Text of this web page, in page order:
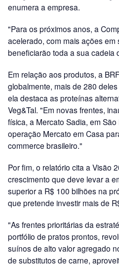
enumera a empresa.
"Para os próximos anos, a
acelerado, com mais ações em
beneficiarão toda a sua cadeia
Em relação aos produtos, a
globalmente, mais de 280
ela destaca as proteínas
Veg&Tal. "Em novas frentes,
física, a Mercato Sadia, em
operação Mercato em Casa
commerce brasileiro."
Por fim, o relatório cita a Visão
crescimento que deve levar a
superior a R$ 100 bilhões na
que pretende investir mais de
"As frentes prioritárias da
portfólio de pratos prontos,
suínos de alto valor agregado
de substitutos de carne,